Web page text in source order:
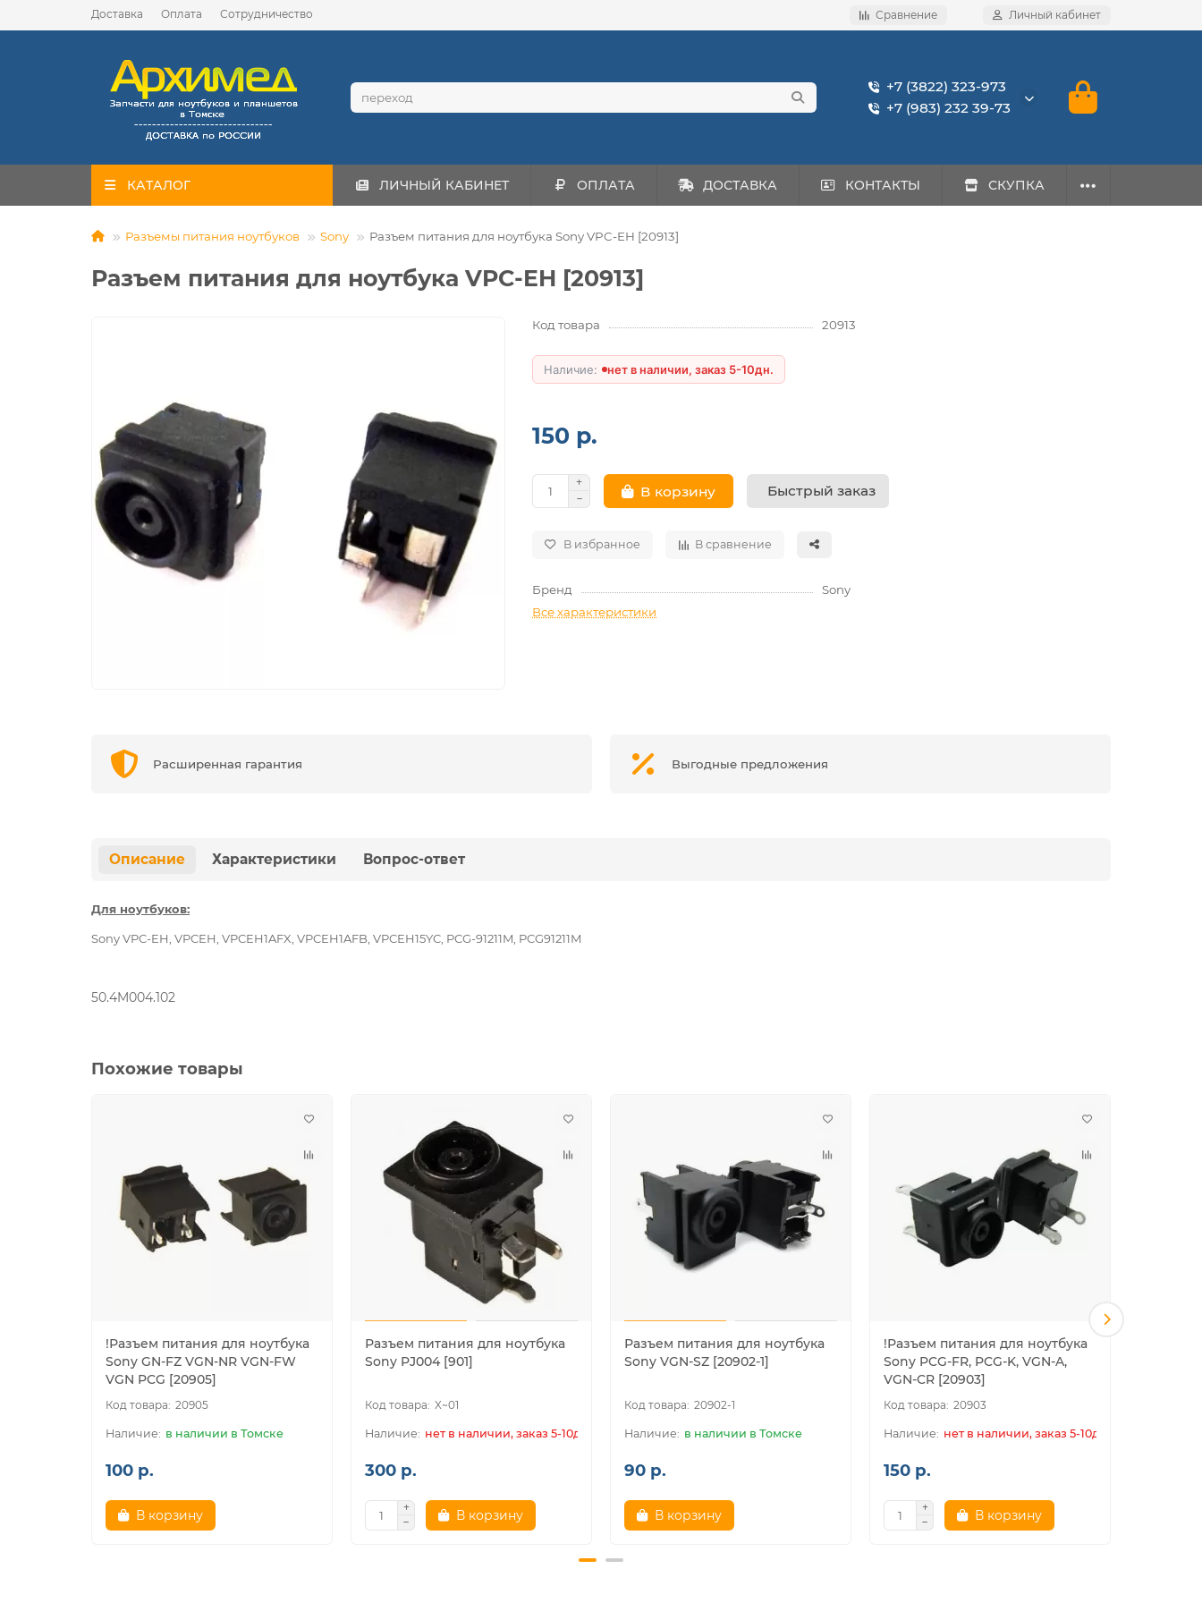
Доставка Оплата Сотрудничество Сравнение Личный кабинет
+7 (3822) 323-973
+7 (983) 232 39-73
КАТАЛОГ ЛИЧНЫЙ КАБИНЕТ ОПЛАТА ДОСТАВКА КОНТАКТЫ СКУПКА
Разъемы питания ноутбуков Sony Разъем питания для ноутбука Sony VPC-EH [20913]
Разъем питания для ноутбука VPC-EH [20913]
Код товара 20913
нет в наличии, заказ 5-10дн.
150 р.
В корзину Быстрый заказ
В избранное В сравнение
Бренд
Sony
Все характеристики
Расширенная гарантия Выгодные предложения
Описание Характеристики Вопрос-ответ
Для ноутбуков:
Sony VPC-EH, VPCEH, VPCEH1AFX, VPCEH1AFB, VPCEH15YC, PCG-91211M, PCG91211M
50.4M004.102
Похожие товары
!Разъем питания для ноутбука
Sony GN-FZ VGN-NR VGN-FW
VGN PCG [20905]
20905
в наличии в Томске
100 р.
В корзину
Разъем питания для ноутбука
Sony PJ004 [901]
X~01
нет в наличии, заказ 5-10дн.
300 р.
В корзину
Разъем питания для ноутбука
Sony VGN-SZ [20902-1]
20902-1
в наличии в Томске
90 р.
В корзину
!Разъем питания для ноутбука
Sony PCG-FR, PCG-K, VGN-A,
VGN-CR [20903]
20903
нет в наличии, заказ 5-10дн.
150 р.
В корзину